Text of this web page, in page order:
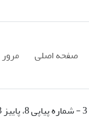
صفحه اصلی مرور